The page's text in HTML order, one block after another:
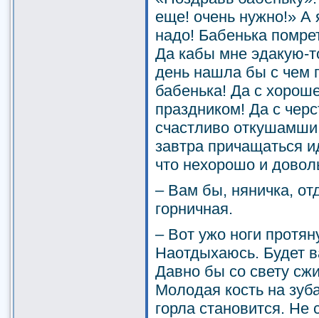
еще! очень нужно!» А
надо! Бабенька
Да кабы мне эдакую-
день нашла бы с чем
бабенька! Да с
праздником! Да с
счастливо
завтра причащаться
что нехорошо и
– Вам бы, няничка,
горничная.
– Вот ужо ноги
Наотдыхаюсь. Будет
Давно бы со свету
Молодая кость на
горла становится. Не